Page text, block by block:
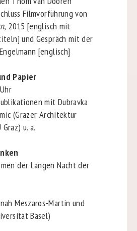
Filmvorführung von
, 2015 [englisch mit
und Gespräch mit der
[englisch]
Papier
mit Dubravka
(Grazer Architektur
u. a.
der Langen Nacht der
Meszaros-Martin und
Basel)